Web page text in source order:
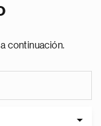
continuación.